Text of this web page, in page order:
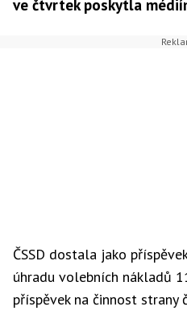
ve čtvrtek poskytla
ČSSD dostala jako
úhradu volebních nákladů
příspěvek na činnost